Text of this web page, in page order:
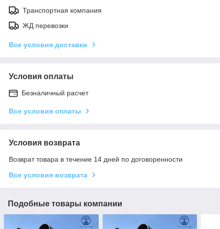
Транспортная компания
ЖД перевозки
Все условия доставки
Условия оплаты
Безналичный расчет
Все условия оплаты
Условия возврата
Возврат товара в течение 14 дней по договоренности
Все условия возврата
Подобные товары компании